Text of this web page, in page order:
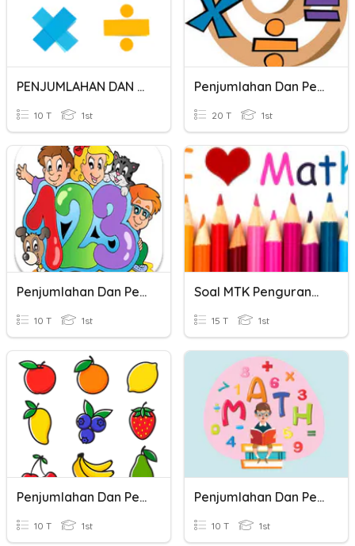
PENJUMLAHAN DAN PENGURANGAN
10 T 1st
Penjumlahan Dan Pengurangan
20 T 1st
Penjumlahan Dan Pengurangan
10 T 1st
Soal MTK Pengurangan Tiga Bilangan
15 T 1st
Penjumlahan Dan Pengurangan
10 T 1st
Penjumlahan Dan Pengurangan
10 T 1st